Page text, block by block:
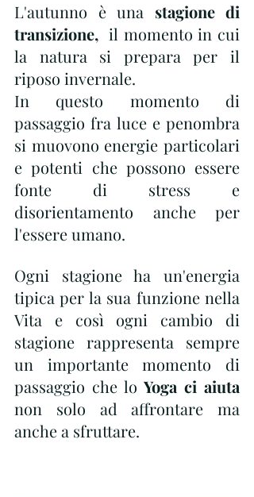
L'autunno è una stagione di
transizione, il momento in cui
la natura si prepara per il
riposo invernale.
In questo momento di
passaggio fra luce e penombra
si muovono energie particolari
e potenti che possono essere
fonte di stress e
disorientamento anche per
l'essere umano.
Ogni stagione ha un'energia
tipica per la sua funzione nella
Vita e così ogni cambio di
stagione rappresenta sempre
un importante momento di
passaggio che lo
non solo ad affrontare ma
anche a sfruttare.